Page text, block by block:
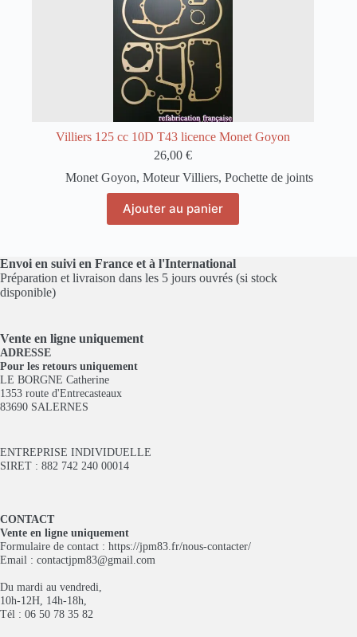
Villiers 125 cc 10D T43 licence Monet Goyon
26,00€
Monet Goyon, Moteur Villiers, Pochette de joints
Ajouter au panier
Envoi en suivi en France et à l'International
Préparation et livraison dans les 5 jours ouvrés (si stock
disponible)
Vente en ligne uniquement
ADRESSE
Pour les retours uniquement
LE BORGNE Catherine
1353 route d'Entrecasteaux
83690 SALERNES
ENTREPRISE INDIVIDUELLE
SIRET : 882 742 240 00014
CONTACT
Vente en ligne uniquement
Formulaire de contact : https://jpm83.fr/nous-contacter/
Email : contactjpm83@gmail.com
Du mardi au vendredi,
10h-12H, 14h-18h,
Tél : 06 50 78 35 82